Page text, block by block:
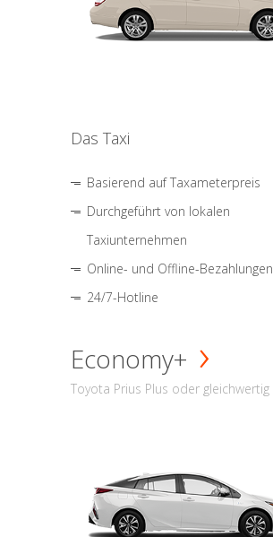
Das Taxi
Basierend auf Taxameterpreis
Durchgeführt von lokalen
Taxiunternehmen
Online- und Offline-Bezahlungen
24/7-Hotline
Economy+
Toyota Prius Plus oder gleichwertig